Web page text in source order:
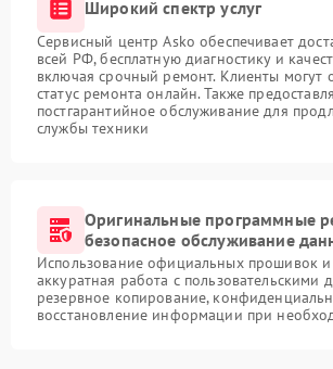
Широкий спектр услуг
Сервисный центр Asko обеспечивает
всей РФ, бесплатную диагностику и
включая срочный ремонт. Клиенты могут
статус ремонта онлайн. Также
постгарантийное обслуживание для
службы техники
Оригинальные программные
безопасное обслуживание
Использование официальных прошивок и
аккуратная работа с пользовательскими
резервное копирование,
восстановление информации при